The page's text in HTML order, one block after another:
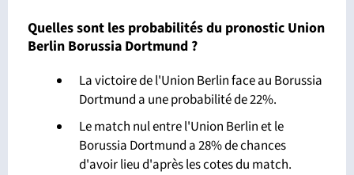
Quelles sont les probabilités du pronostic Union
Berlin Borussia Dortmund ?
La victoire de l'Union Berlin face au Borussia
Dortmund a une probabilité de 22%.
Le match nul entre l'Union Berlin et le
Borussia Dortmund a 28% de chances
d'avoir lieu d'après les cotes du match.